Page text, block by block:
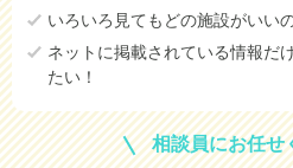
いろいろ見てもどの施設がいい
ネットに掲載されている情報だ
たい！
相談員にお任せ